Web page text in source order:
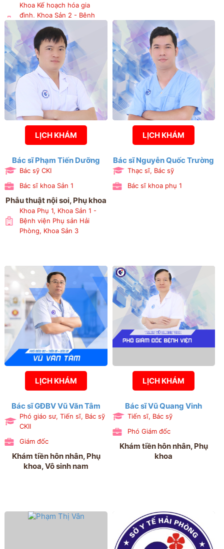
Khoa Kế hoạch hóa gia
đình, Khoa Sản 2 - Bệnh
viện Phụ sản Hải Phòng,
Phòng Kế hoạch tổng hợp
LỊCH KHÁM
Bác sĩ Phạm Tiến Dưỡng
Bác sỹ CKI
Bác sĩ khoa Sản 1
Phẫu thuật nội soi, Phụ khoa
Khoa Phụ 1, Khoa Sản 1 -
Bệnh viện Phụ sản Hải
Phòng, Khoa Sản 3
LỊCH KHÁM
Bác sĩ Nguyễn Quốc Trường
Thạc sĩ, Bác sỹ
Bác sĩ khoa phụ 1
LỊCH KHÁM
Bác sĩ GĐBV Vũ Văn Tâm
Phó giáo sư, Tiến sĩ, Bác sỹ
CKII
Giám đốc
Khám tiền hôn nhân, Phụ
khoa, Vô sinh nam
LỊCH KHÁM
Bác sĩ Vũ Quang Vinh
Tiến sĩ, Bác sỹ
Phó Giám đốc
Khám tiền hôn nhân, Phụ
khoa